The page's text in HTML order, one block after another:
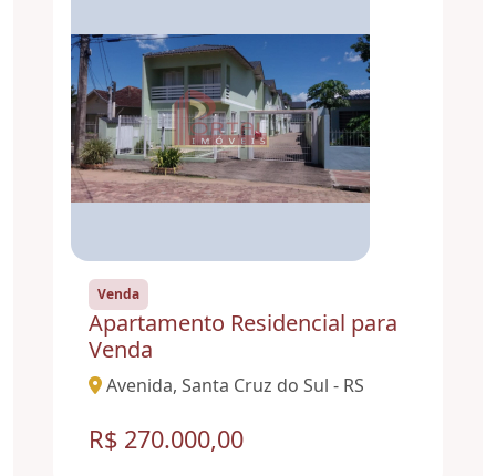
Venda
Apartamento Residencial para
Venda
Avenida, Santa Cruz do Sul - RS
R$ 270.000,00